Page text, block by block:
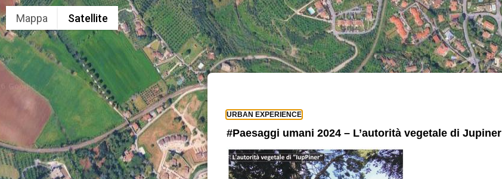
URBAN EXPERIENCE
#Paesaggi umani 2024 – L’autorità vegetale di Jupiner
Mappa Satellite